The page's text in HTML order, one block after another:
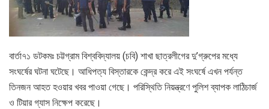
বার্তা৭১ ডটকমঃ চট্টগ্রাম বিশ্ববিদ্যালয় (চবি) শাখা ছাত্রলীগের দু’গ্রুপের মধ্যে
সংঘর্ষের ঘটনা ঘটেছে। আধিপত্য বিস্তারকে কেন্দ্র করে এই সংঘর্ষে এখন পর্যন্ত
তিনজন আহত হওয়ার খবর পাওয়া গেছে। পরিস্থিতি নিয়ন্ত্রণে পুলিশ ব্যাপক লাঠিচার্জ
ও টিয়ার গ্যাস নিক্ষেপ করেছে।